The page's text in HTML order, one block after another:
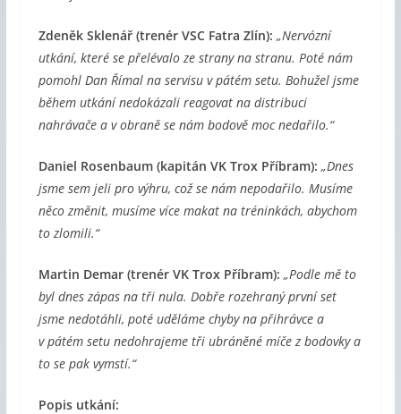
Zdeněk Sklenář (trenér VSC Fatra Zlín): „Nervózní
utkání, které se přelévalo ze strany na stranu. Poté nám
pomohl Dan Římal na servisu v pátém setu. Bohužel jsme
během utkání nedokázali reagovat na distribuci
nahrávače a v obraně se nám bodově moc nedařilo.“
Daniel Rosenbaum(kapitán VK Trox Příbram): „Dnes
jsme sem jeli pro výhru, což se nám nepodařilo. Musíme
něco změnit, musíme více makat na tréninkách, abychom
to zlomili.“
Martin Demar (trenér VK Trox Příbram): „Podle mě to
byl dnes zápas na tři nula. Dobře rozehraný první set
jsme nedotáhli, poté uděláme chyby na přihrávce a
v pátém setu nedohrajeme tři ubráněné míče z bodovky a
to se pak vymstí.“
Popis utkání: